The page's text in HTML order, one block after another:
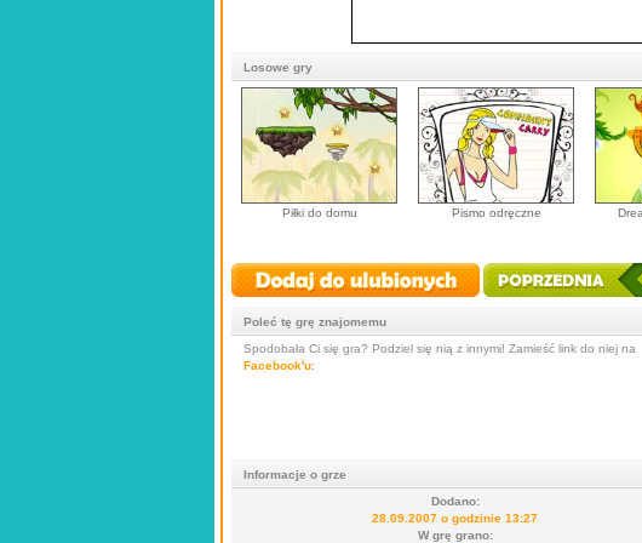
Losowe gry
Piłki do domu Pismo odręczne
Poleć tę grę znajomemu
Spodobała Ci się gra? Podziel się nią z innymi! Zamieść link do niej na
Facebook'u:
Informacje o grze
Dodano:
28.09.2007 o godzinie 13:27
W grę grano: